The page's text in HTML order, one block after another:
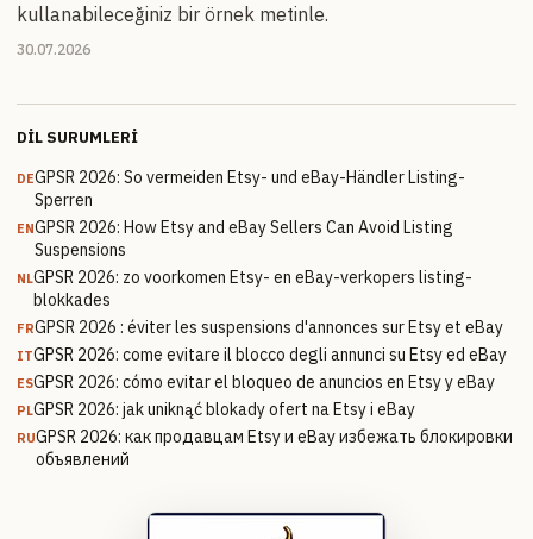
kullanabileceğiniz bir örnek metinle.
30.07.2026
DIL SURUMLERI
DEGPSR 2026: So vermeiden Etsy- und eBay-Händler Listing-
Sperren
ENGPSR 2026: How Etsy and eBay Sellers Can Avoid Listing
Suspensions
NLGPSR 2026: zo voorkomen Etsy- en eBay-verkopers listing-
blokkades
FRGPSR 2026 : éviter les suspensions d'annonces sur Etsy et eBay
ITGPSR 2026: come evitare il blocco degli annunci su Etsy ed eBay
ESGPSR 2026: cómo evitar el bloqueo de anuncios en Etsy y eBay
PLGPSR 2026: jak uniknąć blokady ofert na Etsy i eBay
RUGPSR 2026: как продавцам Etsy и eBay избежать блокировки
объявлений